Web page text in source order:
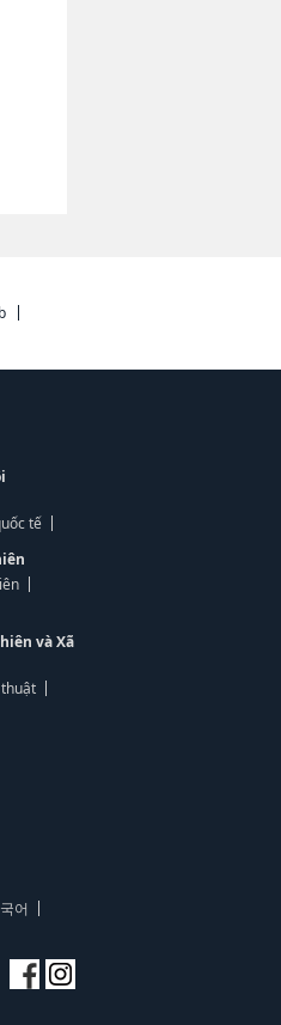
tế
và Xã
어